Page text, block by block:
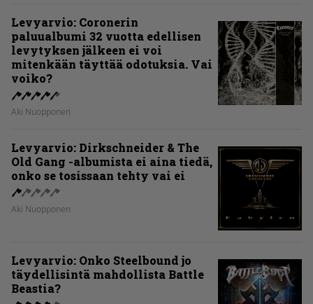
Levyarvio: Coronerin
paluualbumi 32 vuotta edellisen
levytyksen jälkeen ei voi
mitenkään täyttää odotuksia. Vai
voiko?
Aki Nuopponen
Levyarvio: Dirkschneider & The
Old Gang -albumista ei aina tiedä,
onko se tosissaan tehty vai ei
Aki Nuopponen
Levyarvio: Onko Steelbound jo
täydellisintä mahdollista Battle
Beastia?